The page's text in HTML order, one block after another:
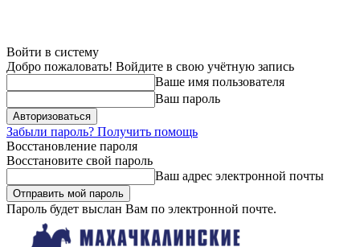
Войти в систему
Добро пожаловать! Войдите в свою учётную запись
Ваше имя пользователя
Ваш пароль
Забыли пароль? Получить помощь
Восстановление пароля
Восстановите свой пароль
Ваш адрес электронной почты
Пароль будет выслан Вам по электронной почте.